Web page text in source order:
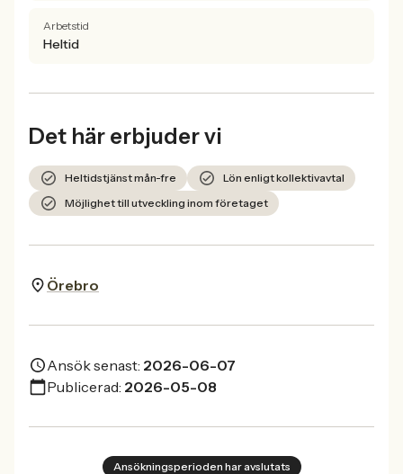
Arbetstid
Heltid
Det här erbjuder vi
Heltidstjänst mån-fre
Lön enligt kollektivavtal
Möjlighet till utveckling inom företaget
Örebro
Ansök senast: 2026-06-07
Publicerad: 2026-05-08
Ansökningsperioden har avslutats